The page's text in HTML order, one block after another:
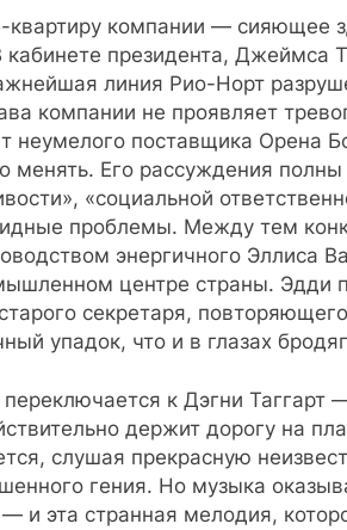
квартиру компании — сияющее
президента, Джеймса
линия Рио-Норт
компании не проявляет
поставщика Орена
менять. Его рассуждения
«социальной
проблемы. Между тем
энергичного Эллиса
центре страны. Эдди
секретаря,
упадок, что и в глазах
к Дэгни Таггарт
держит дорогу на
слушая прекрасную
гения. Но музыка
и эта странная мелодия,